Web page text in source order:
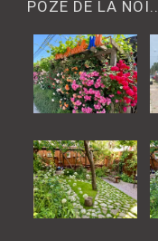
POZE DE LA NOI..